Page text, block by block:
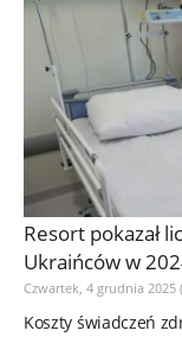
Resort pokazał
Ukraińców w
Czwartek, 4 grudnia 2025
Koszty świadczeń